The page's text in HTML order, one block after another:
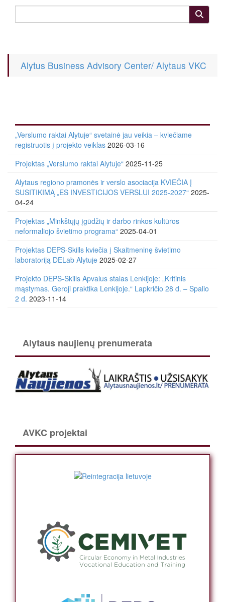
Alytus Business Advisory Center/ Alytaus VKC
„Verslumo raktai Alytuje“ svetainė jau veikia – kviečiame
registruotis į projekto veiklas 2026-03-16
Projektas „Verslumo raktai Alytuje“ 2025-11-25
Alytaus regiono pramonės ir verslo asociacija KVIEČIA Į
SUSITIKIMĄ „ES INVESTICIJOS VERSLUI 2025-2027“ 2025-
04-24
Projektas „Minkštųjų įgūdžių ir darbo rinkos kultūros
neformaliojo švietimo programa“ 2025-04-01
Projektas DEPS-Skills kviečia į Skaitmeninę švietimo
laboratoriją DELab Alytuje 2025-02-27
Projekto DEPS-Skills Apvalus stalas Lenkijoje: „Kritinis
mąstymas. Geroji praktika Lenkijoje.“ Lapkričio 28 d. – Spalio
2 d. 2023-11-14
Alytaus naujienų prenumerata
AVKC projektai